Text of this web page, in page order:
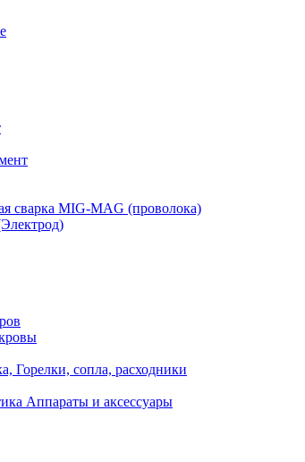
сварка MIG-MAG (проволока)
Горелки, сопла, расходники
Аппараты и аксессуары